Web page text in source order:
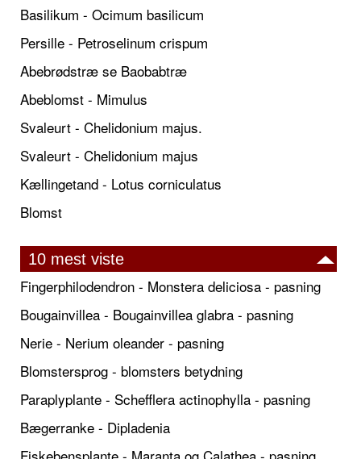
Basilikum - Ocimum basilicum
Persille - Petroselinum crispum
Abebrødstræ se Baobabtræ
Abeblomst - Mimulus
Svaleurt - Chelidonium majus.
Svaleurt - Chelidonium majus
Kællingetand - Lotus corniculatus
Blomst
10 mest viste
Fingerphilodendron - Monstera deliciosa - pasning
Bougainvillea - Bougainvillea glabra - pasning
Nerie - Nerium oleander - pasning
Blomstersprog - blomsters betydning
Paraplyplante - Schefflera actinophylla - pasning
Bægerranke - Dipladenia